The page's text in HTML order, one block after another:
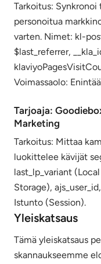
Tarkoitus:
personoitua
varten. Nimet: kl-
$last_referrer,
Voimassaolo:
Tarjoaja:
Marketing
Tarkoitus: Mittaa
luokittelee kävijät
last_lp_variant
Storage),
Istunto (Session).
Yleiskatsaus
Tämä yleiskatsaus
skannaukseemme